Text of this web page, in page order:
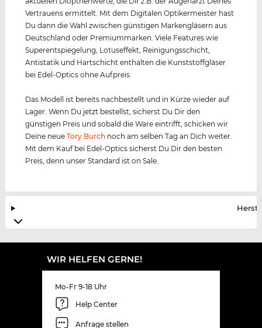
Vertrauens ermittelt. Mit dem Digitalen Optikermeister hast
Du dann die Wahl zwischen günstigen Markengläsern aus
Deutschland oder Premiummarken. Viele Features wie
Superentspiegelung, Lotuseffekt, Reinigungsschicht,
Antistatik und Hartschicht enthalten die Kunststoffgläser
bei Edel-Optics ohne Aufpreis.
Das Modell ist bereits nachbestellt und in Kürze wieder auf
Lager. Wenn Du jetzt bestellst, sicherst Du Dir den
günstigen Preis und sobald die Ware eintrifft, schicken wir
Deine neueTory Burch noch am selben Tag an Dich weiter.
Mit dem Kauf bei Edel-Optics sicherst Du Dir den besten
Preis, denn unser Standard ist on Sale.
WIR HELFEN GERNE!
Mo-Fr 9-18 Uhr
Help Center
Anfrage stellen